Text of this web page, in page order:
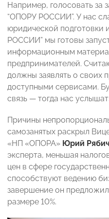
Например, голосовать за
“ОПОРУ РОССИИ”. У нас
юридической подготовки
РОССИИ” мы готовы
информационным
предпринимателей.
должны заявлять о своих
доступными сервисами.
связь — тогда нас
Причины
самозанятых раскрыл
«НП «ОПОРА» Юрий
эксперта, меньшая
цен в сфере
способствуют ведению
завершение он
размере 10%.